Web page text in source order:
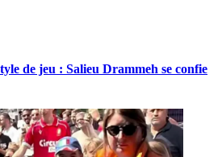
de jeu : Salieu Drammeh se confie